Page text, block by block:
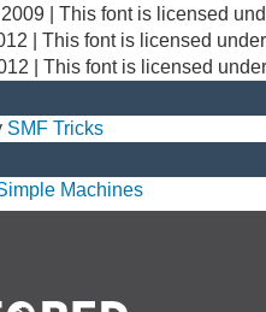
2009 | This font is licensed
| This font is licensed
| This font is licensed
SMF Tricks
Machines